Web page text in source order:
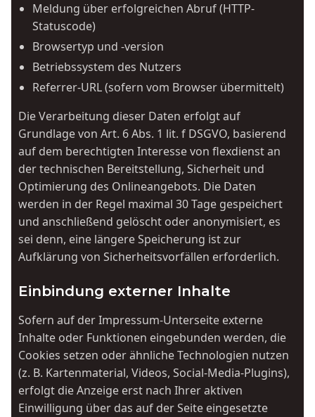
Meldung über erfolgreichen Abruf (HTTP-
Statuscode)
Browsertyp und -version
Betriebssystem des Nutzers
Referrer-URL (sofern vom Browser übermittelt)
Die Verarbeitung dieser Daten erfolgt auf
Grundlage von Art. 6 Abs. 1 lit. f DSGVO, basierend
auf dem berechtigten Interesse von flexdienst an
der technischen Bereitstellung, Sicherheit und
Optimierung des Onlineangebots. Die Daten
werden in der Regel maximal 30 Tage gespeichert
und anschließend gelöscht oder anonymisiert, es
sei denn, eine längere Speicherung ist zur
Aufklärung von Sicherheitsvorfällen erforderlich.
Einbindung externer Inhalte
Sofern auf der Impressum-Unterseite externe
Inhalte oder Funktionen eingebunden werden, die
Cookies setzen oder ähnliche Technologien nutzen
(z. B. Kartenmaterial, Videos, Social-Media-Plugins),
erfolgt die Anzeige erst nach Ihrer aktiven
Einwilligung über das auf der Seite eingesetzte